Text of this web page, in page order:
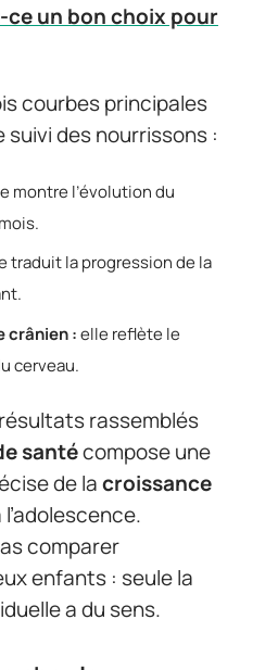
ce un bon choix pour
courbes principales
suivi des nourrissons :
montre l’évolution du
traduit la progression de la
crânien :elle reflète le
cerveau.
résultats rassemblés
santécompose une
de lacroissance
l’adolescence.
comparer
enfants : seule la
a du sens.